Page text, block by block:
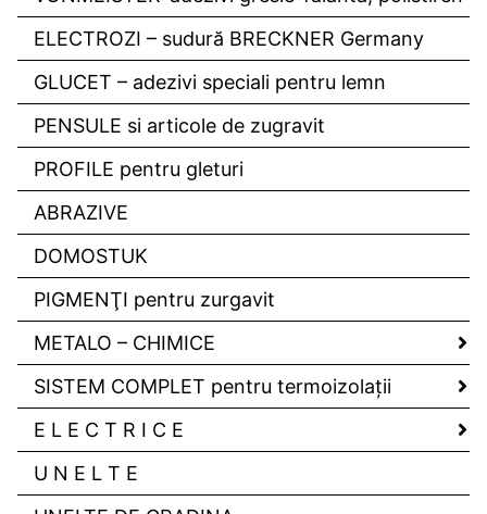
ELECTROZI – sudură BRECKNER Germany
GLUCET – adezivi speciali pentru lemn
PENSULE si articole de zugravit
PROFILE pentru gleturi
ABRAZIVE
DOMOSTUK
PIGMENŢI pentru zurgavit
METALO – CHIMICE
SISTEM COMPLET pentru termoizolaţii
E L E C T R I C E
U N E L T E